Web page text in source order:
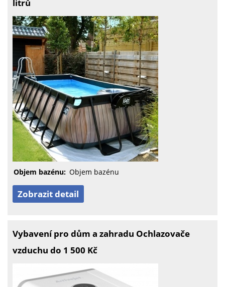
litrů
Objem bazénu: Objem bazénu
Zobrazit detail
Vybavení pro dům a zahradu Ochlazovače
vzduchu do 1 500 Kč